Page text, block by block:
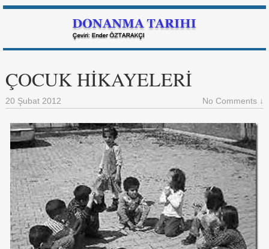
ÇOCUK HİKAYELERİ
20 Şubat 2012 No Comments ↓